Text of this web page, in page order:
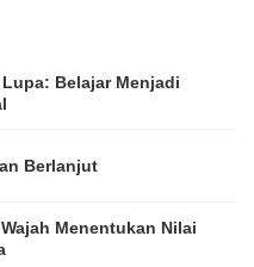
Belajar Menjadi
Berlanjut
Menentukan Nilai